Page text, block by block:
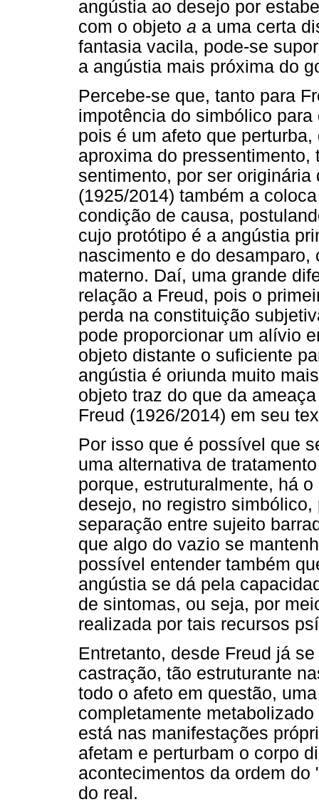
angústia ao desejo por
com o objeto a a uma certa
fantasia vacila, pode-se
a angústia mais próxima do
Percebe-se que, tanto para
impotência do simbólico
pois é um afeto que
aproxima do
sentimento, por ser
(1925/2014) também a
condição de causa,
cujo protótipo é a angústia
nascimento e do
materno. Daí, uma grande
relação a Freud, pois o
perda na constituição
pode proporcionar um alívio
objeto distante o suficiente
angústia é oriunda muito
objeto traz do que da
Freud (1926/2014) em seu
Por isso que é possível que
uma alternativa de
porque, estruturalmente, há
desejo, no registro
separação entre sujeito
que algo do vazio se
possível entender também
angústia se dá pela
de sintomas, ou seja, por
realizada por tais recursos
Entretanto, desde Freud já
castração, tão estruturante
todo o afeto em questão,
completamente
está nas manifestações
afetam e perturbam o corpo
acontecimentos da ordem
do real.